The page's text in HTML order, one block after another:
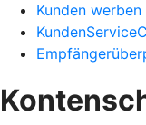
Kunden werben